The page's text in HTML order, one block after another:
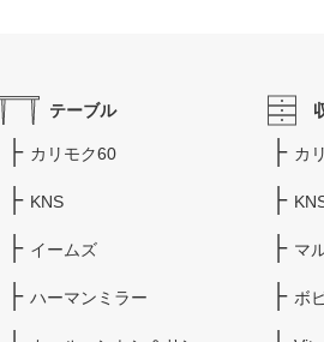
テーブル
カリモク60
KNS
イームズ
ハーマンミラー
カ
マ
ボ